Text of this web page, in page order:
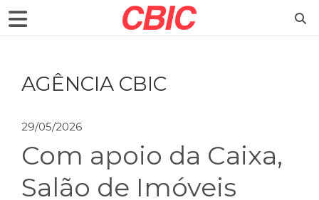
AGÊNCIA CBIC
29/05/2026
Com apoio da Caixa,
Salão de Imóveis